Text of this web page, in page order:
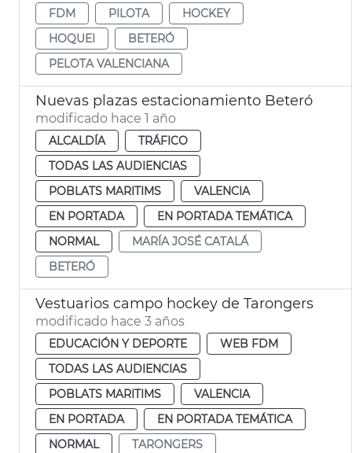
FDM
PILOTA
HOCKEY
HOQUEI
BETERÓ
PELOTA VALENCIANA
Nuevas plazas estacionamiento Beteró
modificado hace 1 año
ALCALDÍA
TRÁFICO
TODAS LAS AUDIENCIAS
POBLATS MARITIMS
VALENCIA
EN PORTADA
EN PORTADA TEMÁTICA
NORMAL
MARÍA JOSÉ CATALÁ
BETERÓ
Vestuarios campo hockey de Tarongers
modificado hace 3 años
EDUCACIÓN Y DEPORTE
WEB FDM
TODAS LAS AUDIENCIAS
POBLATS MARITIMS
VALENCIA
EN PORTADA
EN PORTADA TEMÁTICA
NORMAL
TARONGERS